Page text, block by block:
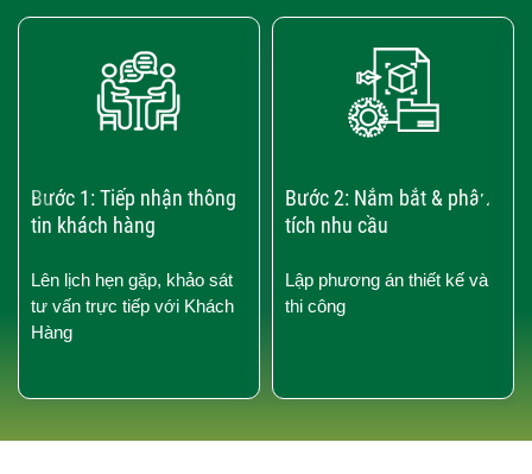
Bước 1: Tiếp nhận thông
tin khách hàng
Lên lịch hẹn gặp, khảo sát
tư vấn trực tiếp với Khách
Hàng
Bước 2: Nắm bắt & phân
tích nhu cầu
Lập phương án thiết kế và
thi công
›
‹